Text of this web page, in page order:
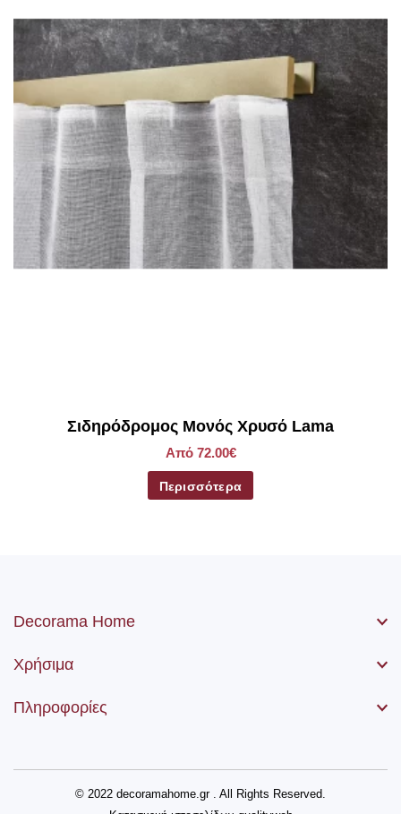
Σιδηρόδρομος Μονός Χρυσό Lama
Από 72.00€
Περισσότερα
Decorama Home
Χρήσιμα
Πληροφορίες
© 2022 decoramahome.gr . All Rights Reserved.